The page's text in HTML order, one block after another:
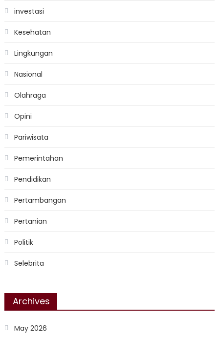
investasi
Kesehatan
Lingkungan
Nasional
Olahraga
Opini
Pariwisata
Pemerintahan
Pendidikan
Pertambangan
Pertanian
Politik
Selebrita
Archives
May 2026